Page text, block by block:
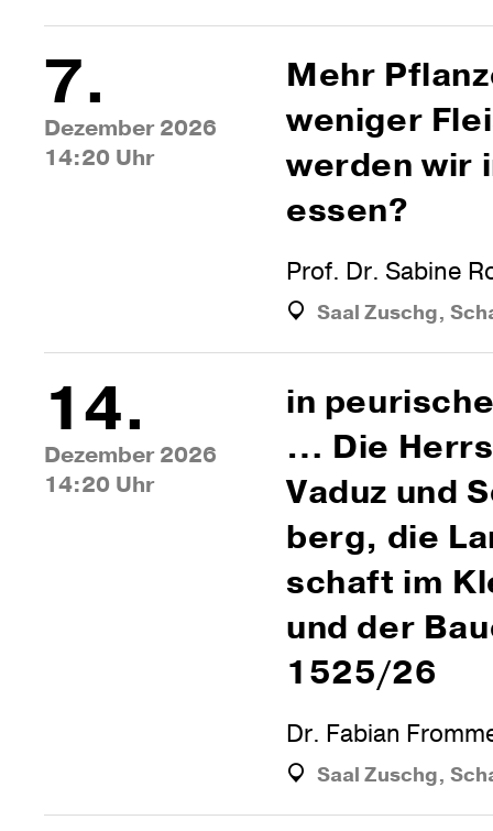
7.
Dezember 2026
14:20 Uhr
Mehr
weniger
werden wir
essen?
Prof. Dr. Sabine
Saal Zuschg,
14.
Dezember 2026
14:20 Uhr
in
… Die
Vaduz und
berg, die
schaft im
und der
1525/26
Dr. Fabian
Saal Zuschg,